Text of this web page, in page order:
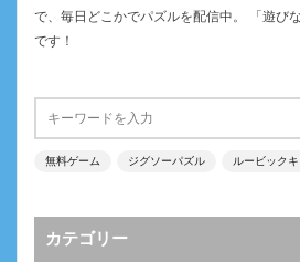
で、毎日どこかでパズルを配信中。 「遊び
です！
無料ゲーム ジグソーパズル ルービック
カテゴリー